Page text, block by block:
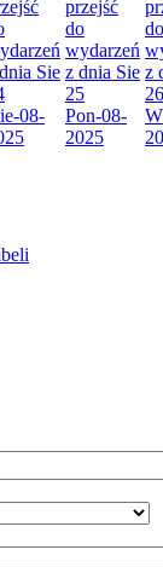
Sie
-08-
przejść
do
wydarzeń
z dnia Sie
25
Pon-08-
2025
do
z
26